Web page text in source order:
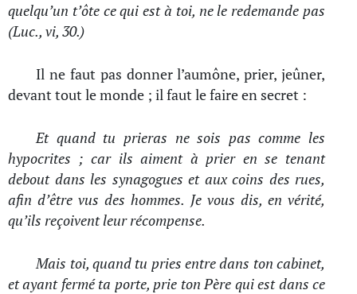
quelqu’un t’ôte ce qui est à toi, ne le redemande pas
(Luc., vi, 30.)
Il ne faut pas donner l’aumône, prier, jeûner,
devant tout le monde ; il faut le faire en secret :
Et quand tu prieras ne sois pas comme les
hypocrites ; car ils aiment à prier en se tenant
debout dans les synagogues et aux coins des rues,
afin d’être vus des hommes. Je vous dis, en vérité,
qu’ils reçoivent leur récompense.
Mais toi, quand tu pries entre dans ton cabinet,
et ayant fermé ta porte, prie ton Père qui est dans ce